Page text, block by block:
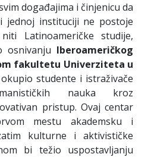
događajima i činjenicu da
jednoj instituciji ne postoje
Latinoameričke studije,
osnivanju Iberoameričkog
fakultetu Univerziteta u
studente i istraživače
nauka kroz
pristup. Ovaj centar
mestu akademsku i
kulturne i aktivističke
bi težio uspostavljanju